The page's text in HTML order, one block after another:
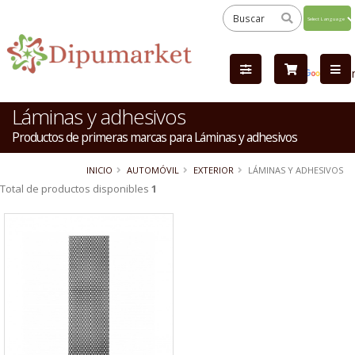
by
Láminas y adhesivos
Productos de primeras marcas para Láminas y adhesivos
INICIO AUTOMÓVIL EXTERIOR LÁMINAS Y ADHESIVOS
Total de productos disponibles 1